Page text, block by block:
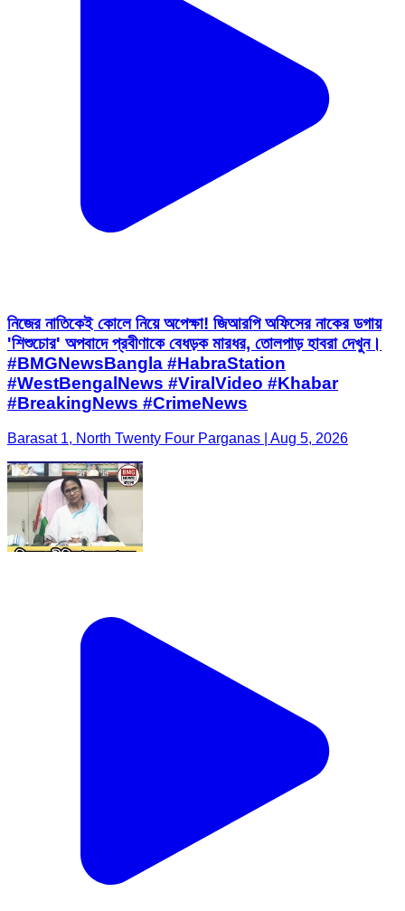
নিজের নাতিকেই কোলে নিয়ে অপেক্ষা! জিআরপি অফিসের নাকের ডগায়
'শিশুচোর' অপবাদে প্রবীণাকে বেধড়ক মারধর, তোলপাড় হাবরা দেখুন।
#BMGNewsBangla #HabraStation
#WestBengalNews #ViralVideo #Khabar
#BreakingNews #CrimeNews
Barasat 1, North Twenty Four Parganas | Aug 5, 2026